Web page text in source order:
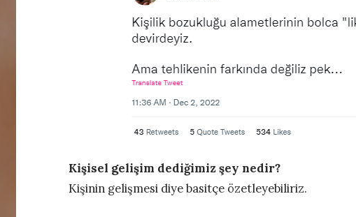
Kişisel gelişim dediğimiz şey nedir?
Kişinin gelişmesi diye basitçe özetleyebiliriz.